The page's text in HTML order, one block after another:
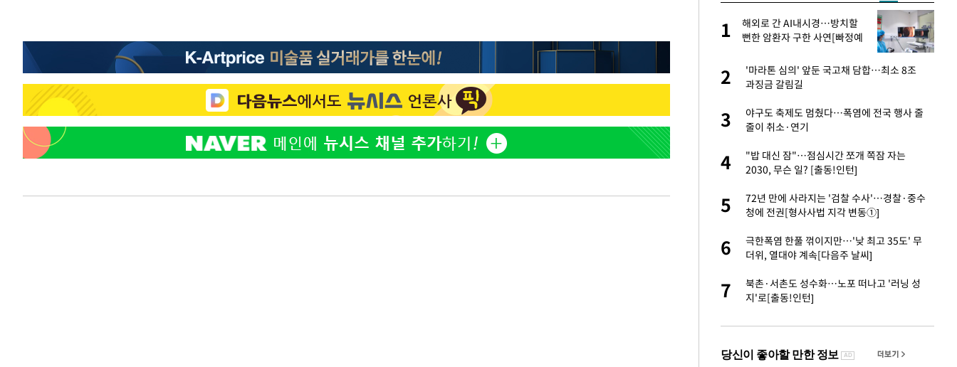
써보니
2
오세훈 "용산공원 아파트, 노무현·문재인 철
학 뒤집는 것"
3
김도영·곽빈·안현민…오승환·니퍼트가 콕
집은 차기 메이저리거
4
'폭염 휴식기' 프로야구 10개 구단, 훈련·휴
5
휴머노이드부터 AI공장까지…제조업 바꾸는
1
해외로 간 AI내시경…방치할
뻔한 암환자 구한 사연[빠정예
2
'마라톤 심의' 앞둔 국고채 담합…최소 8조
과징금 갈림길
3
야구도 축제도 멈췄다…폭염에 전국 행사 줄
줄이 취소·연기
4
"밥 대신 잠"…점심시간 쪼개 쪽잠 자는
2030, 무슨 일? [출동!인턴]
5
72년 만에 사라지는 '검찰 수사'…경찰·중수
청에 전권[형사사법 지각 변동①]
6
극한폭염 한풀 꺾이지만…'낮 최고 35도' 무
더위, 열대야 계속[다음주 날씨]
7
북촌·서촌도 성수화…노포 떠나고 '러닝 성
지'로[출동!인턴]